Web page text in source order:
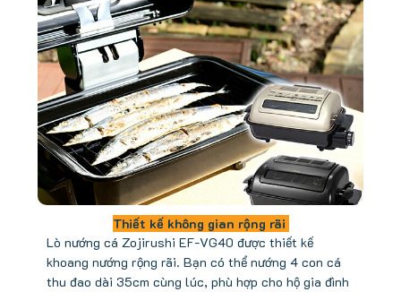
Thiết kế không gian rộng rãi
Lò nướng cá Zojirushi EF-VG40 được thiết kế
khoang nướng rộng rãi. Bạn có thể nướng 4 con cá
thu đao dài 35cm cùng lúc, phù hợp cho hộ gia đình